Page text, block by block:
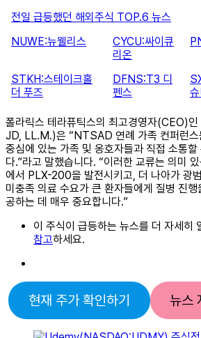
전일 급등했던 해외주식 TOP.6 뉴스
NUWE:뉴웰리스
CYCU:싸이큐
리온
STKH:스테이크홀
더 푸즈
DFNS:T3 디
펜스
폴라릭스 테라퓨틱스의 최고경영자(CEO)
JD, LL.M.)은 “NTSAD 연례 가족 컨퍼런스
중심에 있는 가족 및 옹호자들과 직접 소통
다.”라고 말했습니다. “이러한 교류는 의미
에서 PLX-200을 발전시키고, 더 나아가 광
미충족 의료 수요가 큰 환자들에게 질병 진
공하는 데 매우 중요합니다.”
이 주식이 급등하는 뉴스를 더 자세히
참고하세요.
현재 주가 확인하기 뉴스